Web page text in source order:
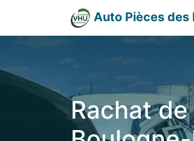
Auto Pièces des
Rachat